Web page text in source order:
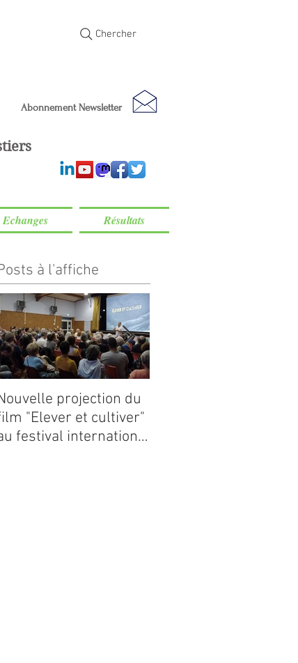
Chercher
Abonnement Newsletter
Echanges Résultats
à l'affiche
projection du
"Elever et cultiver"
festival international